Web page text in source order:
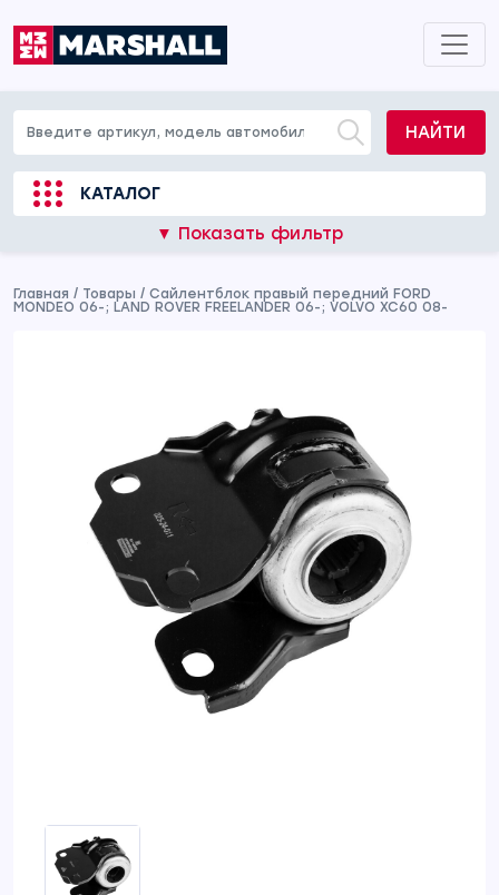
НАЙТИ
КАТАЛОГ
▼ Показать фильтр
Главная / Товары / Сайлентблок правый передний FORD
MONDEO 06-; LAND ROVER FREELANDER 06-; VOLVO XC60 08-